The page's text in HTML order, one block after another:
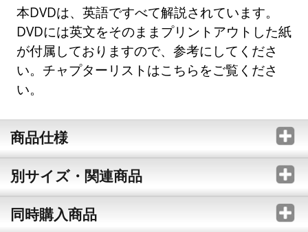
本DVDは、英語ですべて解説されています。
DVDには英文をそのままプリントアウトした紙
が付属しておりますので、参考にしてくださ
い。チャプターリストはこちらをご覧くださ
い。
商品仕様
別サイズ・関連商品
同時購入商品